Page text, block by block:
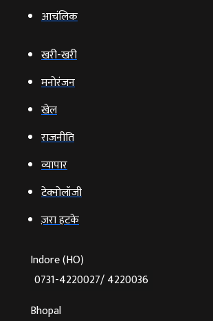
आचंलिक
खरी-खरी
मनोरंजन
खेल
राजनीति
व्‍यापार
टेक्‍नोलॉजी
ज़रा हटके
Indore (HO)
0731-4220027/ 4220036
Bhopal